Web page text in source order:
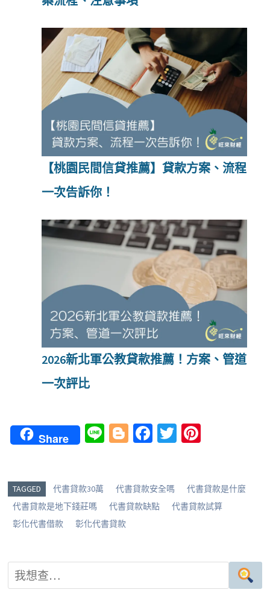
【桃園民間信貸推薦】貸款方案、流程
一次告訴你！
2026新北軍公教貸款推薦！方案、管道
一次評比
Share
Li Bl
g
er
Fa
o
o
T
er es
t
TAGGED 代書貸款30萬 代書貸款安全嗎
代書貸款是什麼
代書貸款是地下錢莊嗎
代書貸款缺點
代書貸款試算
彰化代書借款
彰化代書貸款